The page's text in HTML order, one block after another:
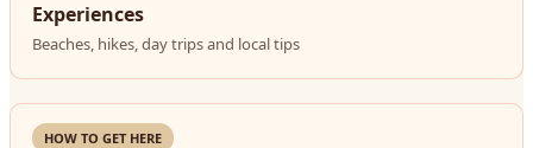
Experiences
Beaches, hikes, day trips and local tips
HOW TO GET HERE